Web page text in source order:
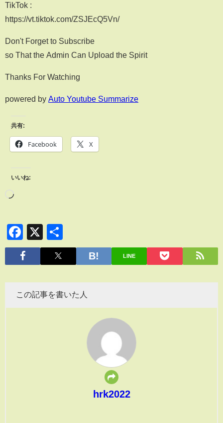
TikTok :
https://vt.tiktok.com/ZSJEcQ5Vn/
Don't Forget to Subscribe
so That the Admin Can Upload the Spirit
Thanks For Watching
powered by Auto Youtube Summarize
共有:
Facebook X
いいね:
Facebook
X
有
LINE
この記事を書いた人
hrk2022